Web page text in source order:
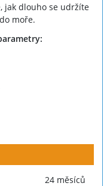
jak dlouho se udržíte
moře.
24 měsíců